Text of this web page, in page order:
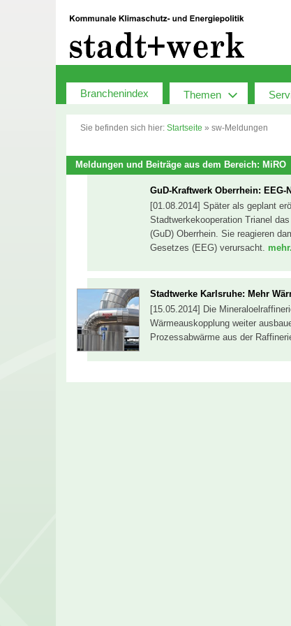
Branchenindex Themen
Sie befinden sich hier: Startseite » sw-Meldungen
Meldungen und Beiträge aus dem Bereich: MiRO
GuD-Kraftwerk Oberrhein:
[01.08.2014] Später als geplant
Stadtwerkekooperation Trianel
(GuD) Oberrhein. Sie reagieren
Gesetzes (EEG) verursacht.
Stadtwerke Karlsruhe: Mehr
[15.05.2014] Die
Wärmeauskopplung weiter
Prozessabwärme aus der